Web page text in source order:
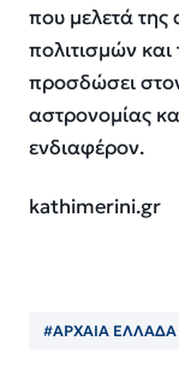
που μελετά της
πολιτισμών
προσδώσει
αστρονομίας
ενδιαφέρον.
kathimerini.gr
#ΑΡΧΑΙΑ ΕΛΛΑΔΑ